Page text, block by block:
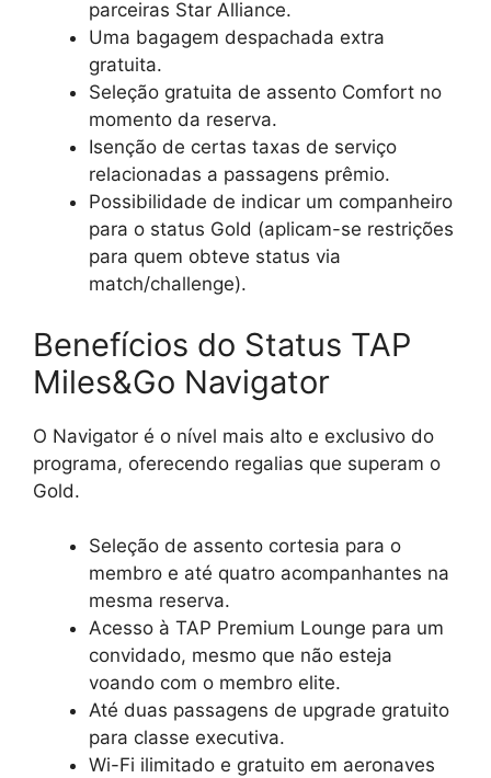
parceiras Star Alliance.
Uma bagagem despachada extra
gratuita.
Seleção gratuita de assento Comfort no
momento da reserva.
Isenção de certas taxas de serviço
relacionadas a passagens prêmio.
Possibilidade de indicar um companheiro
para o status Gold (aplicam-se restrições
para quem obteve status via
match/challenge).
Benefícios do Status TAP
Miles&Go Navigator
O Navigator é o nível mais alto e exclusivo do
programa, oferecendo regalias que superam o
Gold.
Seleção de assento cortesia para o
membro e até quatro acompanhantes na
mesma reserva.
Acesso à TAP Premium Lounge para um
convidado, mesmo que não esteja
voando com o membro elite.
Até duas passagens de upgrade gratuito
para classe executiva.
Wi-Fi ilimitado e gratuito em aeronaves